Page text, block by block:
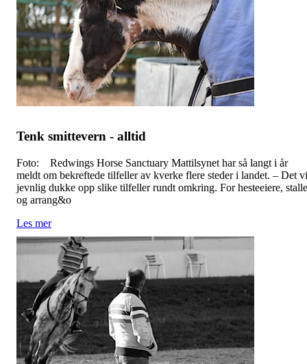
Tenk smittevern - alltid
Foto: Redwings Horse Sanctuary Mattilsynet har så langt i år
meldt om bekreftede tilfeller av kverke flere steder i landet. – Det
jevnlig dukke opp slike tilfeller rundt omkring. For hesteeiere,
og arrang&o
Les mer